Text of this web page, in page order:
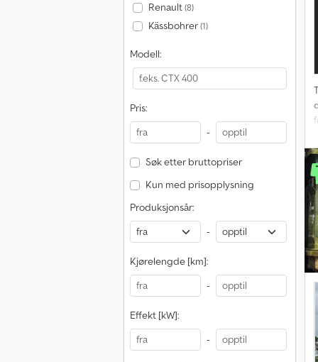
Renault(8)
Kässbohrer(1)
Modell:
Pris:
-
Søk etter bruttopriser
Kun med prisopplysning
Produksjonsår:
-
Kjørelengde [km]:
-
Effekt [kW]:
-